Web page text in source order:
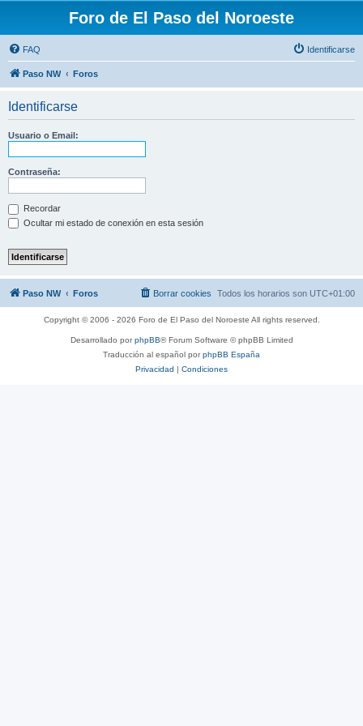
Foro de El Paso del Noroeste
FAQ Identificarse
Paso NW Foros
Identificarse
Usuario o Email:
Contraseña:
Recordar
Ocultar mi estado de conexión en esta sesión
Paso NW Foros Todos los horarios son UTC+01:00
Borrar cookies
Copyright © 2006 - 2026 Foro de El Paso del Noroeste All rights reserved.
Desarrollado porphpBB® Forum Software © phpBB Limited
Traducción al español porphpBB España
Privacidad | Condiciones